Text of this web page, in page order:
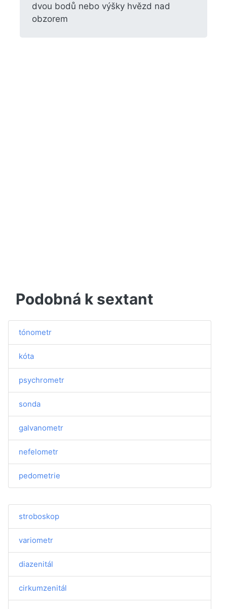
dvou bodů nebo výšky hvězd nad
obzorem
Podobná k sextant
tónometr
kóta
psychrometr
sonda
galvanometr
nefelometr
pedometrie
stroboskop
variometr
diazenitál
cirkumzenitál